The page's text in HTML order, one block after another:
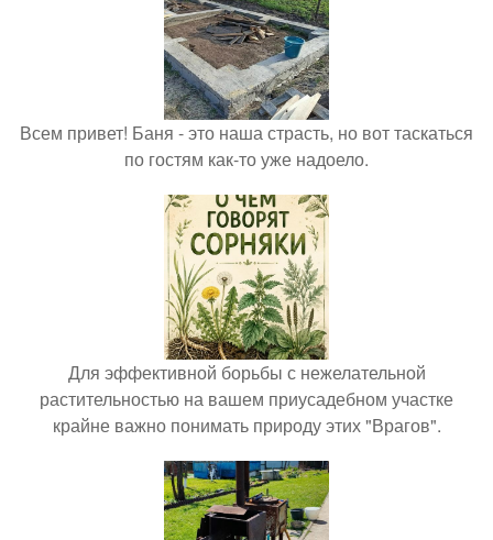
Всем привет! Баня - это наша страсть, но вот таскаться
по гостям как-то уже надоело.
Для эффективной борьбы с нежелательной
растительностью на вашем приусадебном участке
крайне важно понимать природу этих "Врагов".